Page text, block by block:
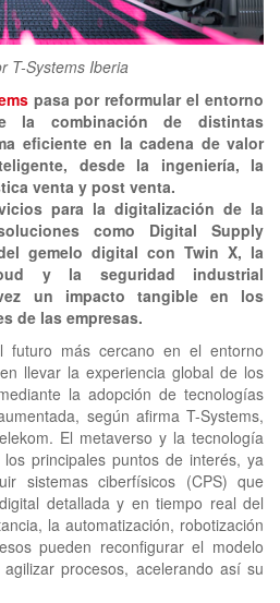
T-Systems Iberia
pasa por reformular el entorno
la combinación de distintas
eficiente en la cadena de valor
desde la ingeniería, la
venta y post venta.
para la digitalización de la
como Digital Supply
gemelo digital con Twin X, la
y la seguridad industrial
un impacto tangible en los
de las empresas.
futuro más cercano en el entorno
llevar la experiencia global de los
la adopción de tecnologías
según afirma T-Systems,
El metaverso y la tecnología
principales puntos de interés, ya
sistemas ciberfísicos (CPS) que
detallada y en tiempo real del
la automatización, robotización
pueden reconfigurar el modelo
procesos, acelerando así su